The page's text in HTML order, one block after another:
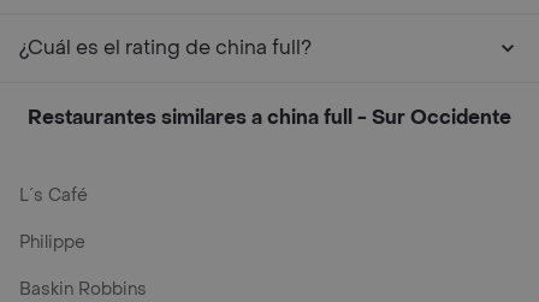
¿Cuál es el rating de china full?
Restaurantes similares a china full - Sur Occidente
L´s Café
Philippe
Baskin Robbins